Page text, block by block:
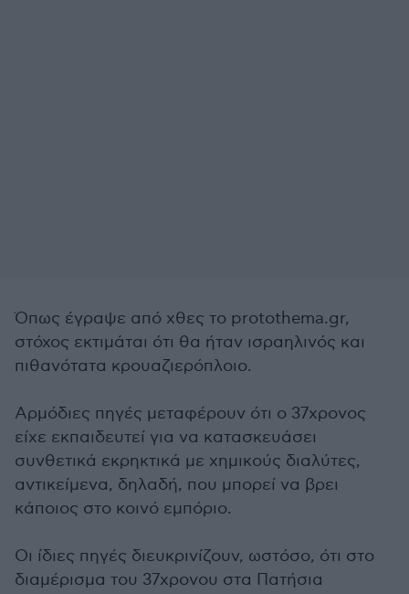
Όπως έγραψε από χθες το protothema.gr,
στόχος εκτιμάται ότι θα ήταν ισραηλινός και
πιθανότατα κρουαζιερόπλοιο.
Αρμόδιες πηγές μεταφέρουν ότι ο 37χρονος
είχε εκπαιδευτεί για να κατασκευάσει
συνθετικά εκρηκτικά με χημικούς διαλύτες,
αντικείμενα, δηλαδή, που μπορεί να βρει
κάποιος στο κοινό εμπόριο.
Οι ίδιες πηγές διευκρινίζουν, ωστόσο, ότι στο
διαμέρισμα του 37χρονου στα Πατήσια